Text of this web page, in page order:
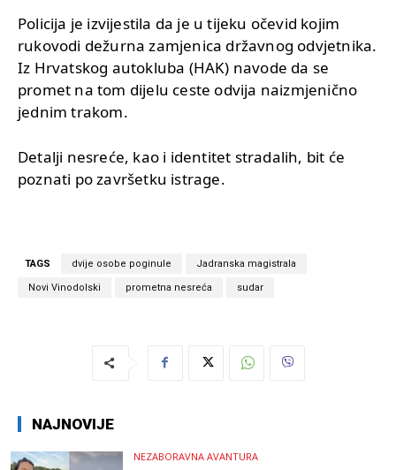
Policija je izvijestila da je u tijeku očevid kojim
rukovodi dežurna zamjenica državnog odvjetnika.
Iz Hrvatskog autokluba (HAK) navode da se
promet na tom dijelu ceste odvija naizmjenično
jednim trakom.
Detalji nesreće, kao i identitet stradalih, bit će
poznati po završetku istrage.
TAGS dvije osobe poginule Jadranska magistrala
Novi Vinodolski prometna nesreća sudar
NAJNOVIJE
NEZABORAVNA AVANTURA